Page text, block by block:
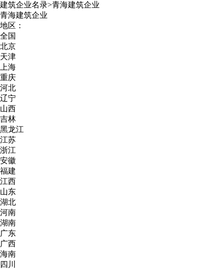
建筑企业名录>青海建筑企业
青海建筑企业
地区：
全国
北京
天津
上海
重庆
河北
辽宁
山西
吉林
黑龙江
江苏
浙江
安徽
福建
江西
山东
湖北
河南
湖南
广东
广西
海南
四川